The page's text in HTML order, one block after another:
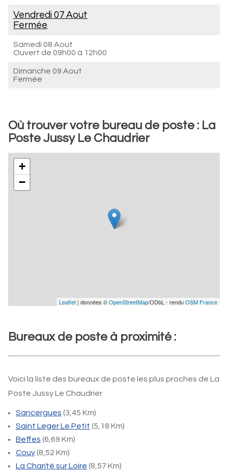
Vendredi 07 Aout
Fermée
Samedi 08 Aout
Ouvert de 09h00 à 12h00
Dimanche 09 Aout
Fermée
Où trouver votre bureau de poste : La
Poste Jussy Le Chaudrier
+
−
Leaflet | données ©OpenStreetMap/ODbL - renduOSM France
Bureaux de poste à proximité :
Voici la liste des bureaux de poste les plus proches de La
Poste Jussy Le Chaudrier
Sancergues (3,45 Km)
Saint Leger Le Petit (5,18 Km)
Beffes (6,69 Km)
Couy(8,52 Km)
La Charité sur Loire (8,57 Km)